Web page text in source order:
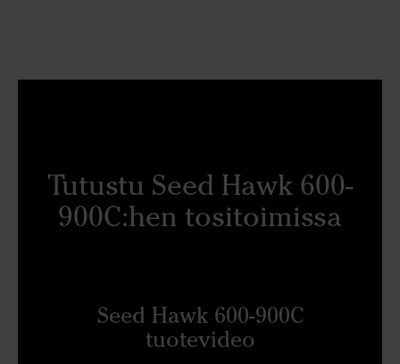
Tutustu Seed Hawk 600-
900C:hen tositoimissa
Seed Hawk 600-900C
tuotevideo